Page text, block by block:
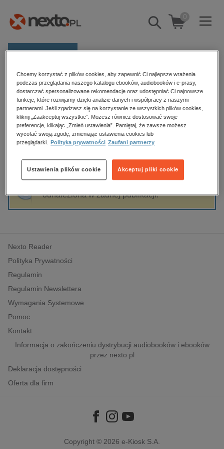
Pokaż/schowaj
wyszukiwarkę
0
E-prasa
Kategorie
Zobacz wszystkie E-prasa
budownictwo, aranżacja wnętrz
biznesowe, branżowe, gospodarka
edukacja
hobby, sport, rozrywka
komputery, internet, technologie, informatyka
polityka, społeczno-informacyjne
psychologiczne
inne
popularno-naukowe
historia
Strona główna Richard Overy
Richard Overy
Sortowanie Filtrowanie
odnaleziona w żadnej publikacji.
Nexto Reader
Polityka Prywatności
Regulamin
Regulamin Newslettera
Wymagania Systemowe
Pomoc
Kontakt
Informacja o zakończeniu dystrybucji audiobooków i ebooków
przez nexto.pl
Deklaracja dostępności
Oferta dla firm
Copyright © 2026 e-Kiosk S.A.
Chcemy korzystać z plików cookies, aby zapewnić Ci najlepsze wrażenia
podczas przeglądania naszego katalogu ebooków, audiobooków i e-prasy,
dostarczać spersonalizowane rekomendacje oraz udostępniać Ci najnowsze
funkcje, które rozwijamy dzięki analizie danych i współpracy z naszymi
partnerami. Jeśli zgadzasz się na korzystanie ze wszystkich plików cookies,
kliknij „Zaakceptuj wszystkie”. Możesz również dostosować swoje
preferencje, klikając „Zmień ustawienia”. Pamiętaj, że zawsze możesz
wycofać swoją zgodę, zmieniając ustawienia cookies lub
przeglądarki.
Polityka prywatności Zaufani partnerzy
Akceptuj pliki cookie
Ustawienia plików cookie